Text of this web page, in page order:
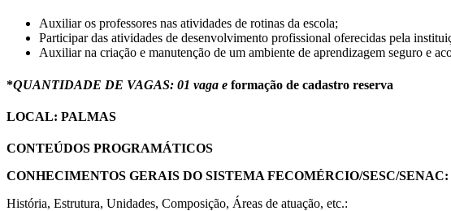
Auxiliar os professores nas atividades de rotinas da escola;
Participar das atividades de desenvolvimento profissional oferecidas pela
Auxiliar na criação e manutenção de um ambiente de aprendizagem seguro e
*QUANTIDADE DE VAGAS: 01 vaga e formação de cadastro reserva
LOCAL: PALMAS
CONTEÚDOS PROGRAMÁTICOS
CONHECIMENTOS GERAIS DO SISTEMA FECOMÉRCIO/SESC/SENAC:
História, Estrutura, Unidades, Composição, Áreas de atuação, etc.: